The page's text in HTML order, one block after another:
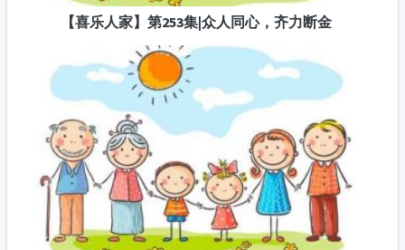
【喜乐人家】第253集|众人同心，齐力断金